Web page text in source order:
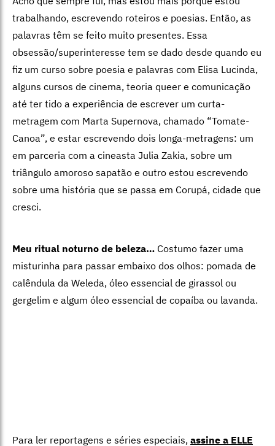
trabalhando, escrevendo roteiros e poesias. Então, as
palavras têm se feito muito presentes. Essa
obsessão/superinteresse tem se dado desde quando eu
fiz um curso sobre poesia e palavras com Elisa Lucinda,
alguns cursos de cinema, teoria queer e comunicação
até ter tido a experiência de escrever um curta-
metragem com Marta Supernova, chamado “Tomate-
Canoa”, e estar escrevendo dois longa-metragens: um
em parceria com a cineasta Julia Zakia, sobre um
triângulo amoroso sapatão e outro estou escrevendo
sobre uma história que se passa em Corupá, cidade que
cresci.
Meu ritual noturno de beleza… Costumo fazer uma
misturinha para passar embaixo dos olhos: pomada de
calêndula da Weleda, óleo essencial de girassol ou
gergelim e algum óleo essencial de copaíba ou lavanda.
Para ler reportagens e séries especiais, assine a ELLE